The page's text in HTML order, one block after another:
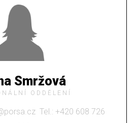
Smržová
ODDĚLENÍ
Tel.: +420 608 726